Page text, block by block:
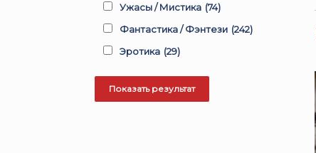
Ужасы / Мистика (74)
Фантастика / Фэнтези (242)
Эротика (29)